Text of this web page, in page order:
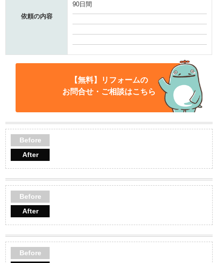
依頼の内容
90日間
【無料】リフォームの
お問合せ・ご相談はこちら
Before
After
Before
After
Before